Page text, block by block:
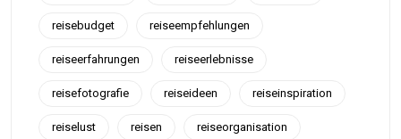
reisebudget reiseempfehlungen
reiseerfahrungen reiseerlebnisse
reisefotografie reiseideen reiseinspiration
reiselust reisen reiseorganisation